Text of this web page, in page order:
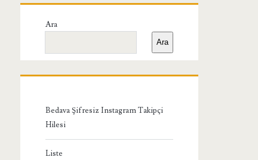
Birincil
Yan
Menü
Ara
Ara
Bedava Şifresiz Instagram Takipçi
Hilesi
Liste